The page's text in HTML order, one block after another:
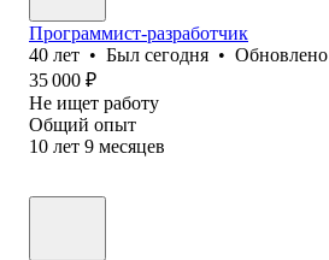
Программист-разработчик
40 лет • Был сегодня • Обновлено
35 000 ₽
Не ищет работу
Общий опыт
10 лет 9 месяцев